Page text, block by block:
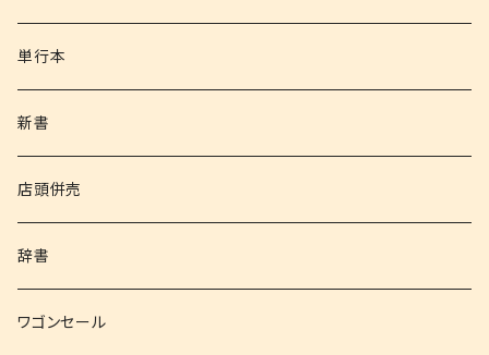
書籍以外
単行本
新書
店頭併売
辞書
ワゴンセール